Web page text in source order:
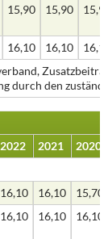
15,90 15,90
16,10 16,10
durch den
2022 2021
2020
16,10 16,10
15,70
16,10 16,10 16,10